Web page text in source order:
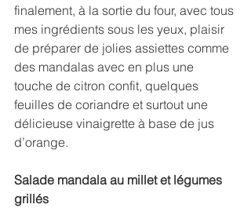
finalement, à la sortie du four, avec tous
mes ingrédients sous les yeux, plaisir
de préparer de jolies assiettes comme
des mandalas avec en plus une
touche de citron confit, quelques
feuilles de coriandre et surtout une
délicieuse vinaigrette à base de jus
d’orange.
Salade mandala au millet et légumes
grillés